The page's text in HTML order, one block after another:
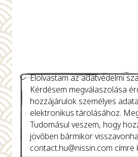
Elolvastam az adatvédelmi
Kérdésem megválaszolása
hozzájárulok személyes
elektronikus tárolásához.
Tudomásul veszem, hogy
jövőben bármikor
contact.hu@nissin.com címre